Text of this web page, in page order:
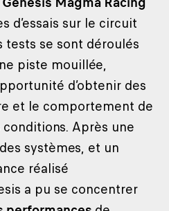
d’essais sur le circuit
tests se sont déroulés
piste mouillée,
d’obtenir des
et le comportement de
conditions. Après une
systèmes, et un
réalisé
a pu se concentrer